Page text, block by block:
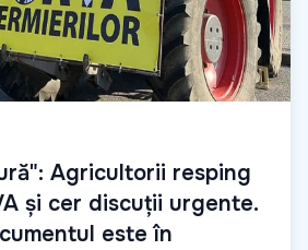
Agricultorii resping
și cer discuții urgente.
este în